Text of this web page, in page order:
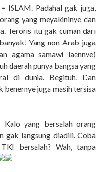
ISLAM. Padahal gak juga,
yang meyakininye dan
Teroris itu gak cuman dari
Yang non Arab juga
agama samawi laennye)
daerah punya bangsa yang
di dunia. Begituh. Dan
benernye juga masih tersisa
Kalo yang bersalah orang
gak langsung diadili. Coba
bersalah? Wah, tanpa